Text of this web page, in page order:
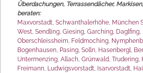
Überdachungen, Terrassendächer,
beraten:
Maxvorstadt,Schwanthalerhöhe, München
West,Sendling,Giesing,Garching, Daglfing,
Oberschleissheim, Feldmoching,
Bogenhausen, Pasing,Solln, Hasenbergl,
Untermenzing,Allach,Grünwald,Trudering,
Freimann, Ludwigsvorstadt, Isarvorstadt,